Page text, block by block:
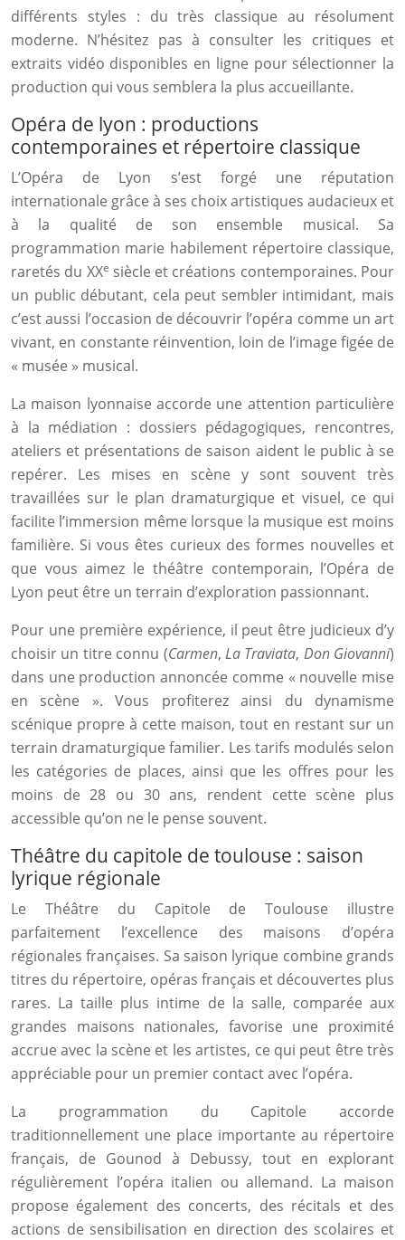
différents styles : du très classique au résolument
moderne. N’hésitez pas à consulter les critiques et
extraits vidéo disponibles en ligne pour sélectionner la
production qui vous semblera la plus accueillante.
Opéra de lyon : productions
contemporaines et répertoire classique
L’Opéra de Lyon s’est forgé une réputation
internationale grâce à ses choix artistiques audacieux et
à la qualité de son ensemble musical. Sa
programmation marie habilement répertoire classique,
raretés du XXe siècle et créations contemporaines. Pour
un public débutant, cela peut sembler intimidant, mais
c’est aussi l’occasion de découvrir l’opéra comme un art
vivant, en constante réinvention, loin de l’image figée de
« musée » musical.
La maison lyonnaise accorde une attention particulière
à la médiation : dossiers pédagogiques, rencontres,
ateliers et présentations de saison aident le public à se
repérer. Les mises en scène y sont souvent très
travaillées sur le plan dramaturgique et visuel, ce qui
facilite l’immersion même lorsque la musique est moins
familière. Si vous êtes curieux des formes nouvelles et
que vous aimez le théâtre contemporain, l’Opéra de
Lyon peut être un terrain d’exploration passionnant.
Pour une première expérience, il peut être judicieux d’y
choisir un titre connu (Carmen, La Traviata, Don Giovanni)
dans une production annoncée comme « nouvelle mise
en scène ». Vous profiterez ainsi du dynamisme
scénique propre à cette maison, tout en restant sur un
terrain dramaturgique familier. Les tarifs modulés selon
les catégories de places, ainsi que les offres pour les
moins de 28 ou 30 ans, rendent cette scène plus
accessible qu’on ne le pense souvent.
Théâtre du capitole de toulouse : saison
lyrique régionale
Le Théâtre du Capitole de Toulouse illustre
parfaitement l’excellence des maisons d’opéra
régionales françaises. Sa saison lyrique combine grands
titres du répertoire, opéras français et découvertes plus
rares. La taille plus intime de la salle, comparée aux
grandes maisons nationales, favorise une proximité
accrue avec la scène et les artistes, ce qui peut être très
appréciable pour un premier contact avec l’opéra.
La programmation du Capitole accorde
traditionnellement une place importante au répertoire
français, de Gounod à Debussy, tout en explorant
régulièrement l’opéra italien ou allemand. La maison
propose également des concerts, des récitals et des
actions de sensibilisation en direction des scolaires et